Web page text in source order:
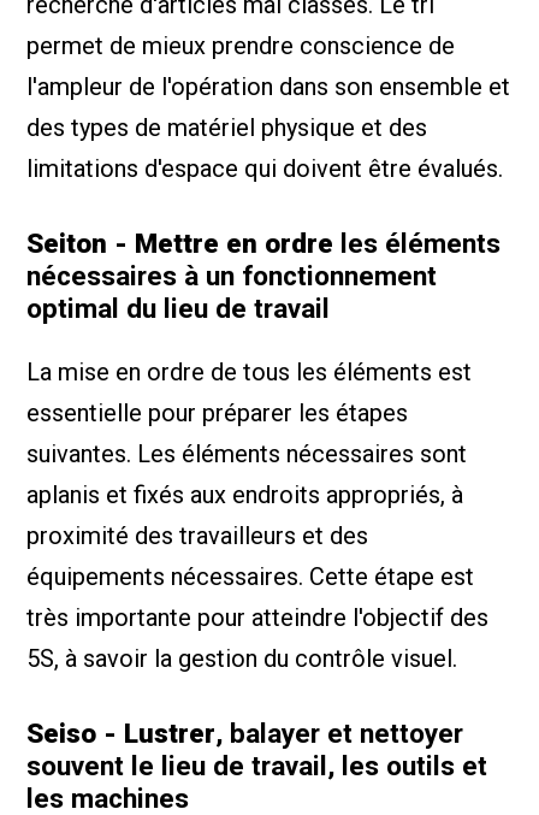
permet de mieux prendre conscience de
l'ampleur de l'opération dans son ensemble et
des types de matériel physique et des
limitations d'espace qui doivent être évalués.
Seiton - Mettre en ordre les éléments
nécessaires à un fonctionnement
optimal du lieu de travail
La mise en ordre de tous les éléments est
essentielle pour préparer les étapes
suivantes. Les éléments nécessaires sont
aplanis et fixés aux endroits appropriés, à
proximité des travailleurs et des
équipements nécessaires. Cette étape est
très importante pour atteindre l'objectif des
5S, à savoir la gestion du contrôle visuel.
Seiso - Lustrer, balayer et nettoyer
souvent le lieu de travail, les outils et
les machines